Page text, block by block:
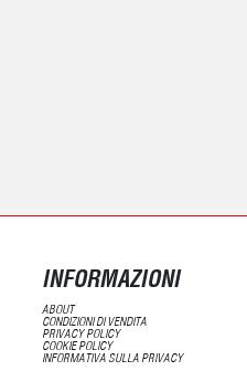
INFORMAZIONI
ABOUT
CONDIZIONI DI VENDITA
PRIVACY POLICY
COOKIE POLICY
INFORMATIVA SULLA PRIVACY